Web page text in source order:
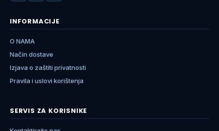
INFORMACIJE
O NAMA
Način dostave
Izjava o zaštiti privatnosti
Pravila i uslovi korištenja
SERVIS ZA KORISNIKE